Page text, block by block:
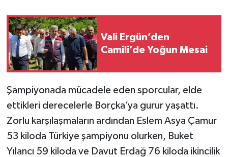
Vali Ergün’den
Camili’de Yoğun Mesai
Şampiyonada mücadele eden sporcular, elde
ettikleri derecelerle Borçka’ya gurur yaşattı.
Zorlu karşılaşmaların ardından Eslem Asya Çamur
53 kiloda Türkiye şampiyonu olurken, Buket
Yılancı 59 kiloda ve Davut Erdağ 76 kiloda ikincilik